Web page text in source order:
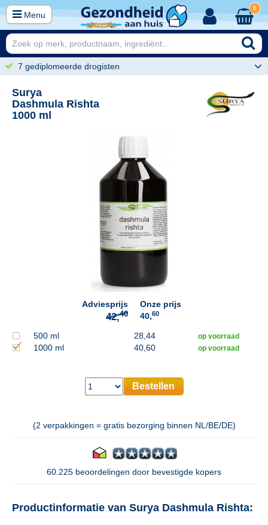
Menu
0
7 gediplomeerde drogisten
Surya
Dashmula Rishta
1000 ml
Adviesprijs
Onze prijs
40,60
500 ml 28,44 op voorraad
1000 ml 40,60 op voorraad
Bestellen
(2 verpakkingen = gratis bezorging binnen NL/BE/DE)
60.225 beoordelingen door bevestigde kopers
Productinformatie van Surya Dashmula Rishta: